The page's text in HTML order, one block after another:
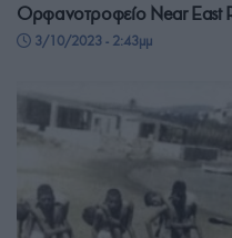
Ορφανοτροφείο Near East
3/10/2023 - 2:43μμ